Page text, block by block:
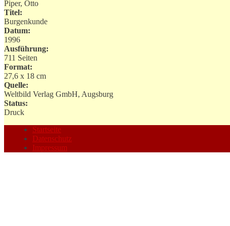
Piper, Otto
Titel:
Burgenkunde
Datum:
1996
Ausführung:
711 Seiten
Format:
27,6 x 18 cm
Quelle:
Weltbild Verlag GmbH, Augsburg
Status:
Druck
Startseite
Datenschutz
Impressum